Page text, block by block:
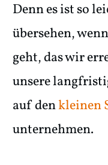
Denn es ist so
übersehen,
geht, das wir
unsere
auf denkleinen
unternehmen.